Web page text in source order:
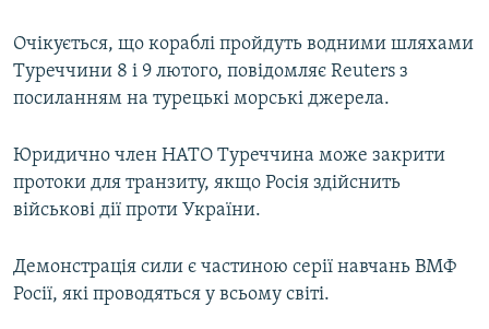
Очікується, що кораблі пройдуть водними шляхами
Туреччини 8 і 9 лютого, повідомляє Reuters з
посиланням на турецькі морські джерела.
Юридично член НАТО Туреччина може закрити
протоки для транзиту, якщо Росія здійснить
військові дії проти України.
Демонстрація сили є частиною серії навчань ВМФ
Росії, які проводяться у всьому світі.